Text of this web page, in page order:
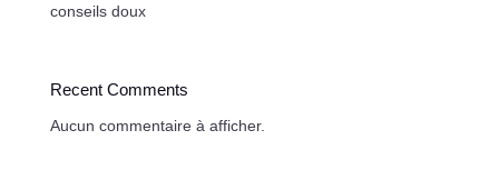
conseils doux
Recent Comments
Aucun commentaire à afficher.